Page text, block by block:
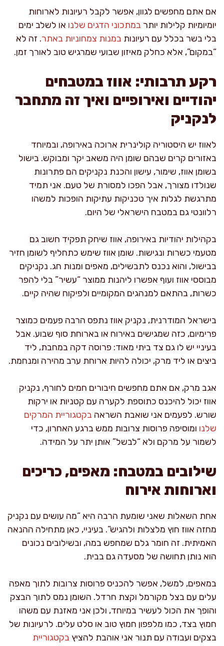
אם אתם מחפשים לגוון, אפשר לקבל רעיונות לארוחות
יומיומיות קלילות יותר במתכוני הדגים שלנו או לשלב ימים
בלי בשר בכלל עם רעיונות במנות צמחוניות באתר. זה לא
“במקום”, אלא כחלק מאיזון שבועי שמרגיש טוב לאורך זמן.
רקע תרבותי: אווז במטבחים
יהודיים ואירופיים ואיך זה מתחבר
לנקניק
לאווז יש היסטוריה קולינרית ארוכה באירופה, ובמיוחד
באזורים קרים שבהם שומן היה משאב יקר ומבוקש. בישול
בשומן אווז, שימור, עישון והכנת נקניקים הם פתרונות
שנולדו מצורך, אבל הפכו למסורת של טעם. אני תמיד
מתרגשת לגלות איך טכניקות עתיקות הופכות למשהו
רלוונטי גם במטבח הישראלי של היום.
בקהילות יהודיות באירופה, אווז שיחק תפקיד חשוב גם
מטעמי כשרות ונגישות. שומן אווז שימש כתחליף לשומן חזיר
בבישול, והוא נכנס לתבשילים, מאפים ומנות חג. נקניקים
מבוססי אווז ועוף אפשרו ליהנות ממוצר “עשיר” בלי להפר
כשרות, בהתאם למנהגים המקומיים ולפיקוח שהיה קיים.
בישראל המודרנית, נקניק אווז נתפס הרבה פעמים כמוצר
פרימיום, כזה שמגישים באירוח או בארוחת סוף שבוע. אבל
בעיניי יש לו גם צד ביתי מאוד: פרוסה דקה במחבת, ליד
ביצים או ליד מרק, יכולה להיות ארוחת ערב מהירה ומנחמת.
אגב מרק, אם אתם מחפשים חיבורים חמים לחורף, נקניק
אווז יכול להיכנס כתוספת לקערה עם קטניות או ירקות
שורש. לפעמים אני שואבת השראה בקטגוריית המרקים
שלנו ומוסיפה פרוסות צרובות ממש ברגע האחרון, כדי
לשמור על מרקם ולא “לבשל” אותן יתר על המידה.
שילובים במטבח: מאפים, כריכים
וארוחות אירוח
אחת השאלות שאני שומעת הרבה היא “מה עושים עם נקניק
מחזה אווז חוץ מלצלות ולהגיש”. בעיניי, כאן מתחילה ההנאה
האמיתית. זה חומר גלם שמחפש במה, ובשילובים נכונים
הוא נותן תחושה של מסעדה גם בבית.
במאפים, למשל, אפשר להכניס פרוסות צרובות לתוך מאפה
עלים עם בצל מקורמל וקצת חרדל. השומן נמס לתוך הבצק
והופך את הכול לעשיר במיוחד, ולכן אני מאזנת עם משהו
חמוץ בצד, כמו מלפפון חמוץ טוב או סלט עלים. לרעיונות של
בצקים ועבודה עם תנור אני אוהבת להציץ בקטגוריית